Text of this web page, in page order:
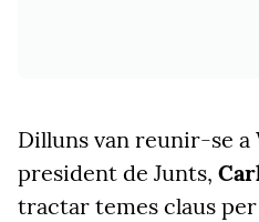
Dilluns van reunir-se a
president de Junts,
tractar temes claus